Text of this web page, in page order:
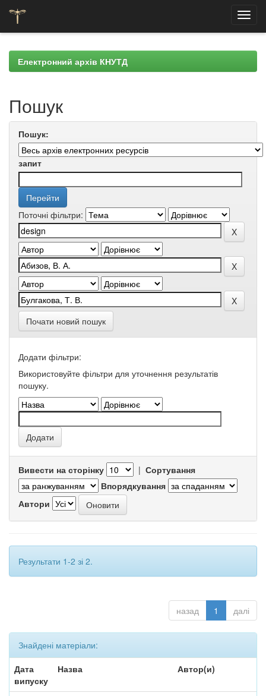
navigationЕлектронний архів КНУТД
Пошук
Пошук:
запит
Поточні фільтри:
Почати новий пошук
Додати фільтри:
Використовуйте фільтри для уточнення результатів
пошуку.
Вивести на сторінку | Сортування
Впорядкування
Автори
Результати 1-2 зі 2.
назад 1 далі
Знайдені матеріали:
Дата
випуску
Назва Автор(и)